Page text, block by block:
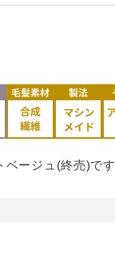
ージュ(終売)です